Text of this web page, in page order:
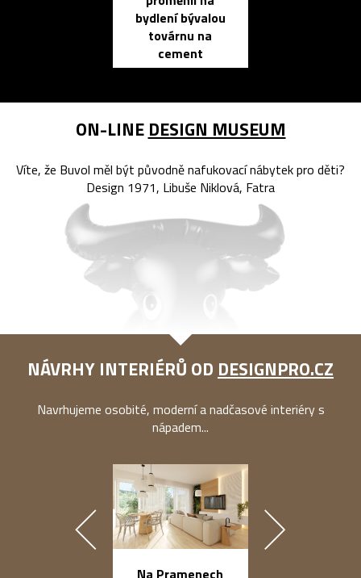
bydlení bývalou
továrnu na
cement
ON-LINE DESIGN MUSEUM
Víte, že Buvol měl být původně nafukovací nábytek pro děti?
Design 1971, Libuše Niklová, Fatra
NÁVRHY INTERIÉRŮ OD DESIGNPRO.CZ
Navrhujeme osobité, moderní a nadčasové interiéry s
nápadem...